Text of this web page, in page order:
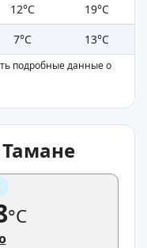
12°C
19°C
7°C 13°C
подробные данные о
°C